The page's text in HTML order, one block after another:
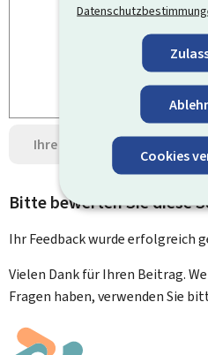
Cookies
Ihre Meinung senden
Bitte bewerten Sie diese
Ihr Feedback wurdeerfolgreich
Vielen Dank für Ihren Beitrag.
Fragen haben, verwenden Sie